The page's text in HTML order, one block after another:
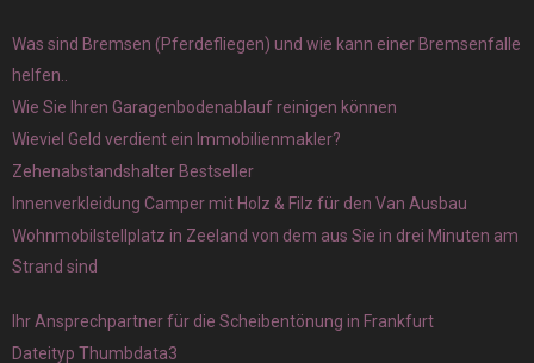
Was sind Bremsen (Pferdefliegen) und wie kann einer Bremsenfalle
helfen..
Wie Sie Ihren Garagenbodenablauf reinigen können
Wieviel Geld verdient ein Immobilienmakler?
Zehenabstandshalter Bestseller
Innenverkleidung Camper mit Holz & Filz für den Van Ausbau
Wohnmobilstellplatz in Zeeland von dem aus Sie in drei Minuten am
Strand sind
Ihr Ansprechpartner für die Scheibentönung in Frankfurt
Dateityp Thumbdata3